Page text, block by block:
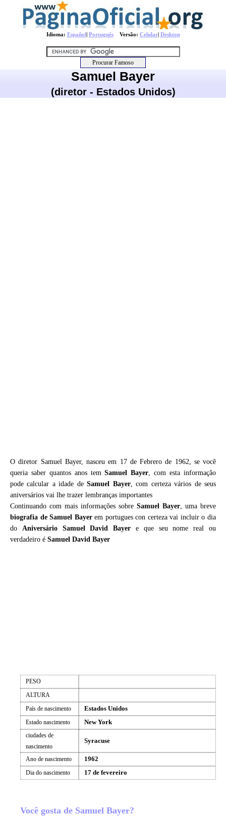
Idioma: Español| PortuguêsVersão: Celular| Desktop
Samuel Bayer
(diretor - Estados Unidos)
O diretor Samuel Bayer, nasceu em 17 de Febrero de 1962, se você
queria saber quantos anos temSamuel Bayer, com esta informação
pode calcular a idade deSamuel Bayer, com certeza vários de seus
aniversários vai lhe trazer lembranças importantes
Continuando com mais informações sobre Samuel Bayer, uma breve
biografia deSamuel Bayerem portugues con certeza vai incluir o dia
do Aniversário Samuel David Bayer e que seu nome real ou
verdadeiro é Samuel David Bayer
PESO
ALTURA
País de nascimento
Estados Unidos
Estado nascimento New York
ciudades de
nascimento
Syracuse
Ano de nascimento 1962
Dia do nascimento 17 de fevereiro
Você gosta de Samuel Bayer?